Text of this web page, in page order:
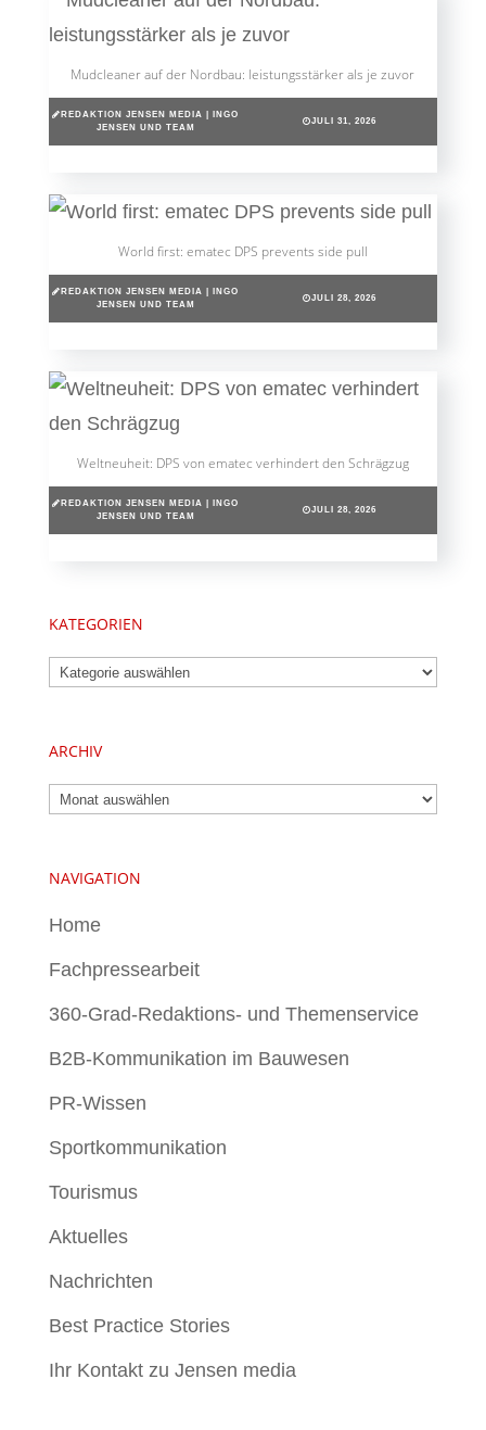
Mudcleaner auf der Nordbau: leistungsstärker als je zuvor
REDAKTION JENSEN MEDIA | INGO
JENSEN UND TEAM
JULI 31, 2026
World first: ematec DPS prevents side pull
REDAKTION JENSEN MEDIA | INGO
JENSEN UND TEAM
JULI 28, 2026
Weltneuheit: DPS von ematec verhindert den Schrägzug
REDAKTION JENSEN MEDIA | INGO
JENSEN UND TEAM
JULI 28, 2026
KATEGORIEN
Kategorien
ARCHIV
Archiv
NAVIGATION
Home
Fachpressearbeit
360-Grad-Redaktions- und Themenservice
B2B-Kommunikation im Bauwesen
PR-Wissen
Sportkommunikation
Tourismus
Aktuelles
Nachrichten
Best Practice Stories
Ihr Kontakt zu Jensen media